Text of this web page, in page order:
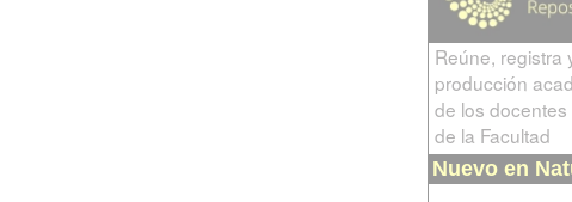
Reúne, registra
producción
de los
de la Facultad
Nuevo en